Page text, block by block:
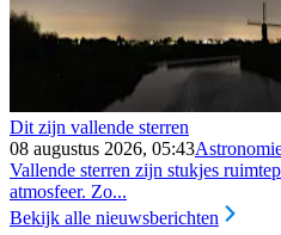
Dit zijn vallende sterren
08 augustus 2026, 05:43
Vallende sterren zijn stukjes
atmosfeer. Zo...
Bekijk alle nieuwsberichten